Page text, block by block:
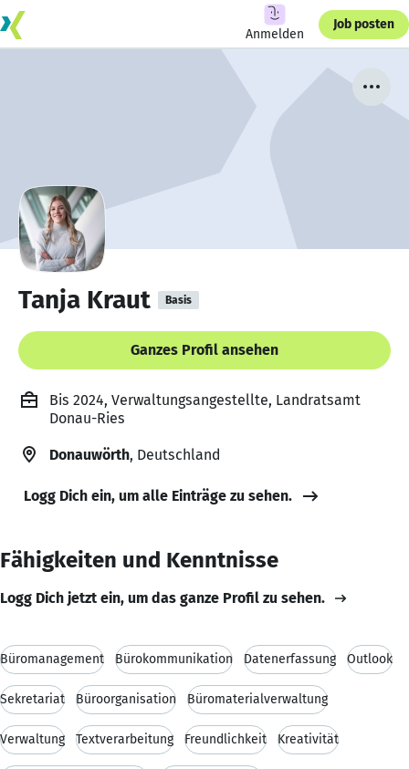
Anmelden
Job posten
Tanja Kraut Basis
Ganzes Profil ansehen
Bis 2024, Verwaltungsangestellte, Landratsamt
Donau-Ries
Donauwörth, Deutschland
Logg Dich ein, um alle Einträge zu sehen.
Fähigkeiten und Kenntnisse
Logg Dich jetzt ein, um das ganze Profil zu sehen.
Büromanagement Bürokommunikation Datenerfassung Outlook
Sekretariat Büroorganisation Büromaterialverwaltung
Verwaltung Textverarbeitung Freundlichkeit Kreativität